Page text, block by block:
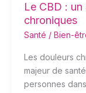
Le CBD :
chroniques
Santé / Bien-
Les douleurs
majeur de
personnes